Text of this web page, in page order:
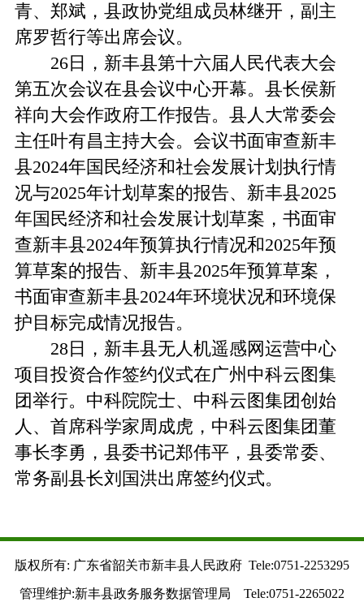
青、郑斌，县政协党组成员林继开，副主
席罗哲行等出席会议。
26日，新丰县第十六届人民代表大会
第五次会议在县会议中心开幕。县长侯新
祥向大会作政府工作报告。县人大常委会
主任叶有昌主持大会。会议书面审查新丰
县2024年国民经济和社会发展计划执行情
况与2025年计划草案的报告、新丰县2025
年国民经济和社会发展计划草案，书面审
查新丰县2024年预算执行情况和2025年预
算草案的报告、新丰县2025年预算草案，
书面审查新丰县2024年环境状况和环境保
护目标完成情况报告。
28日，新丰县无人机遥感网运营中心
项目投资合作签约仪式在广州中科云图集
团举行。中科院院士、中科云图集团创始
人、首席科学家周成虎，中科云图集团董
事长李勇，县委书记郑伟平，县委常委、
常务副县长刘国洪出席签约仪式。
版权所有: 广东省韶关市新丰县人民政府 Tele:0751-2253295
管理维护:新丰县政务服务数据管理局 Tele:0751-2265022